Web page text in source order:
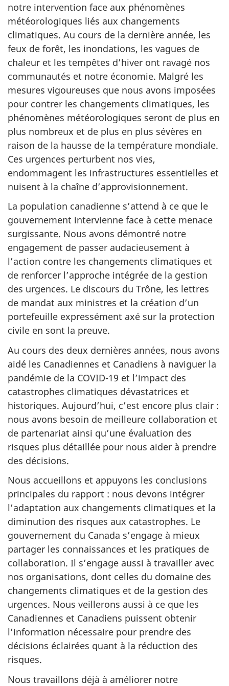
notre intervention face aux phénomènes
météorologiques liés aux changements
climatiques. Au cours de la dernière année, les
feux de forêt, les inondations, les vagues de
chaleur et les tempêtes d’hiver ont ravagé nos
communautés et notre économie. Malgré les
mesures vigoureuses que nous avons imposées
pour contrer les changements climatiques, les
phénomènes météorologiques seront de plus en
plus nombreux et de plus en plus sévères en
raison de la hausse de la température mondiale.
Ces urgences perturbent nos vies,
endommagent les infrastructures essentielles et
nuisent à la chaîne d’approvisionnement.
La population canadienne s’attend à ce que le
gouvernement intervienne face à cette menace
surgissante. Nous avons démontré notre
engagement de passer audacieusement à
l’action contre les changements climatiques et
de renforcer l’approche intégrée de la gestion
des urgences. Le discours du Trône, les lettres
de mandat aux ministres et la création d’un
portefeuille expressément axé sur la protection
civile en sont la preuve.
Au cours des deux dernières années, nous avons
aidé les Canadiennes et Canadiens à naviguer la
pandémie de la COVID-19 et l’impact des
catastrophes climatiques dévastatrices et
historiques. Aujourd’hui, c’est encore plus clair :
nous avons besoin de meilleure collaboration et
de partenariat ainsi qu’une évaluation des
risques plus détaillée pour nous aider à prendre
des décisions.
Nous accueillons et appuyons les conclusions
principales du rapport : nous devons intégrer
l’adaptation aux changements climatiques et la
diminution des risques aux catastrophes. Le
gouvernement du Canada s’engage à mieux
partager les connaissances et les pratiques de
collaboration. Il s’engage aussi à travailler avec
nos organisations, dont celles du domaine des
changements climatiques et de la gestion des
urgences. Nous veillerons aussi à ce que les
Canadiennes et Canadiens puissent obtenir
l’information nécessaire pour prendre des
décisions éclairées quant à la réduction des
risques.
Nous travaillons déjà à améliorer notre